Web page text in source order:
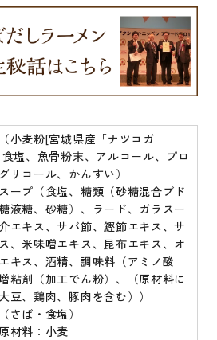
小麦粉[宮城県産「ナツコガ
塩、魚骨粉末、アルコール、プロ
リコール、かんすい）
ープ（食塩、糖類（砂糖混合ブド
液糖、砂糖）、ラード、ガラスー
エキス、サバ節、鰹節エキス、サ
、米味噌エキス、昆布エキス、オ
キス、酒精、調味料（アミノ酸
粘剤（加工でん粉）、（原材料に
豆、鶏肉、豚肉を含む））
さば・食塩）
材料：小麦